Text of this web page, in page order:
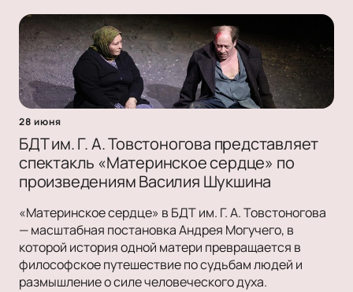
28 июня
БДТ им. Г. А. Товстоногова представляет
спектакль «Материнское сердце» по
произведениям Василия Шукшина
«Материнское сердце» в БДТ им. Г. А. Товстоногова
— масштабная постановка Андрея Могучего, в
которой история одной матери превращается в
философское путешествие по судьбам людей и
размышление о силе человеческого духа.